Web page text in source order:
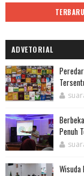
TERBARU
ADVETORIAL
Penuh
Wisuda